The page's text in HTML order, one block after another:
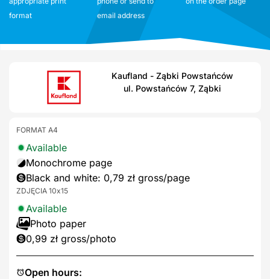
format
email address
Kaufland - Ząbki Powstańców
ul. Powstańców 7, Ząbki
Open hours:
FORMAT A4
Available
Monochrome page
Black and white: 0,79 zł gross/page
ZDJĘCIA 10x15
Available
Photo paper
0,99 zł gross/photo